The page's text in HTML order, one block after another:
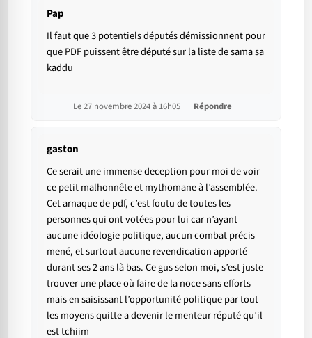
Pap
Il faut que 3 potentiels députés démissionnent pour
que PDF puissent être député sur la liste de sama sa
kaddu
Le 27 novembre 2024 à 16h05 Répondre
gaston
Ce serait une immense deception pour moi de voir
ce petit malhonnête et mythomane à l’assemblée.
Cet arnaque de pdf, c’est foutu de toutes les
personnes qui ont votées pour lui car n’ayant
aucune idéologie politique, aucun combat précis
mené, et surtout aucune revendication apporté
durant ses 2 ans là bas. Ce gus selon moi, s’est juste
trouver une place où faire de la noce sans efforts
mais en saisissant l’opportunité politique par tout
les moyens quitte a devenir le menteur réputé qu’il
est tchiim